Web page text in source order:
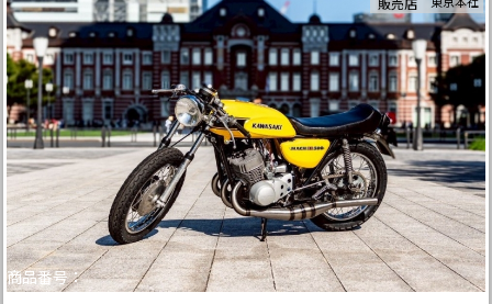
商品番号：